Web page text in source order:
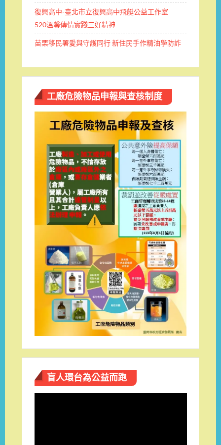
復興高中-臺北市立復興高中飛艇公益工作室
520溫馨傳情實踐三好精神
苗栗移民署愛與守護同行 新住民手作精油學防詐
工廠危險物品申報與查核制度
盲人環台​為公益而跑